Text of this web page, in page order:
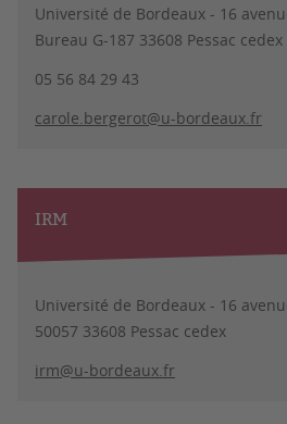
Université de Bordeaux - 16
Bureau G-187 33608 Pessac cedex
05 56 84 29 43
carole.bergerot@u-bordeaux.fr
IRM
Université de Bordeaux - 16
50057 33608 Pessac cedex
irm@u-bordeaux.fr